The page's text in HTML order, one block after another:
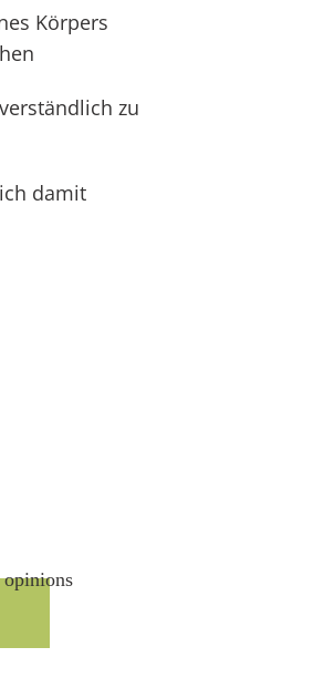
Körpers
zu
damit